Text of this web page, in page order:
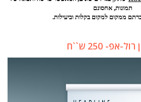
תמונות, אחסונם
למקום בקלות וביעילות.
אפ- 250 ש``ח